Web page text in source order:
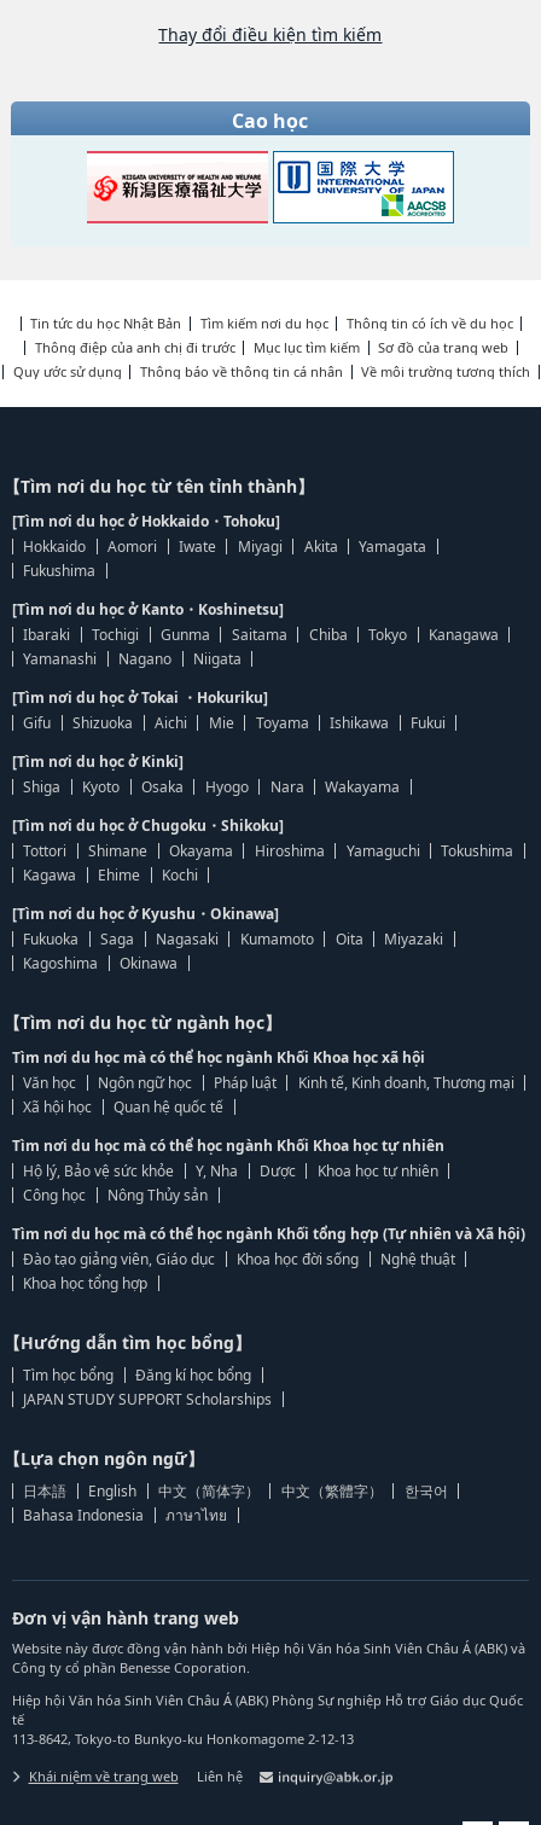
Thay đổi điều kiện tìm kiếm
Cao học
Tin tức du học Nhật Bản Tìm kiếm nơi du học
Thông tin có ích về du học
Thông điệp của anh chị đi trước
Mục lục tìm kiếm
Sơ đồ của trang web
Quy ước sử dụng
Thông báo về thông tin cá nhân Về môi trường tương thích
【Tìm nơi du học từ tên tỉnh thành】
[Tìm nơi du học ở Hokkaido・Tohoku]
Hokkaido
Aomori Iwate Miyagi Akita
Yamagata
Fukushima
[Tìm nơi du học ở Kanto・Koshinetsu]
Ibaraki
Tochigi Gunma Saitama Chiba Tokyo
Kanagawa
Yamanashi
Nagano
Niigata
[Tìm nơi du học ở Tokai ・Hokuriku]
Gifu
Shizuoka Aichi Mie Toyama Ishikawa
Fukui
[Tìm nơi du học ở Kinki]
Shiga
Kyoto Osaka Hyogo Nara
Wakayama
[Tìm nơi du học ở Chugoku・Shikoku]
Tottori
Shimane Okayama Hiroshima Yamaguchi
Tokushima
Kagawa
Ehime
Kochi
[Tìm nơi du học ở Kyushu・Okinawa]
Fukuoka
Saga Nagasaki Kumamoto Oita
Miyazaki
Kagoshima
Okinawa
【Tìm nơi du học từ ngành học】
Tìm nơi du học mà có thể học ngành Khối Khoa học xã hội
Văn học
Ngôn ngữ học Pháp luật
Kinh tế, Kinh doanh, Thương mại
Xã hội học
Quan hệ quốc tế
Tìm nơi du học mà có thể học ngành Khối Khoa học tự nhiên
Hộ lý, Bảo vệ sức khỏe
Y, Nha Dược
Khoa học tự nhiên
Công học
Nông Thủy sản
Tìm nơi du học mà có thể học ngành Khối tổng hợp (Tự nhiên và Xã hội)
Đào tạo giảng viên, Giáo dục
Khoa học đời sống
Nghệ thuật
Khoa học tổng hợp
【Hướng dẫn tìm học bổng】
Tìm học bổng
Đăng kí học bổng
JAPAN STUDY SUPPORT Scholarships
【Lựa chọn ngôn ngữ】
日本語 English 中文（简体字） 中文（繁體字）
한국어
Bahasa Indonesia
ภาษาไทย
Đơn vị vận hành trang web
Website này được đồng vận hành bởi Hiệp hội Văn hóa Sinh Viên Châu Á (ABK) và
Công ty cổ phần Benesse Coporation.
Hiệp hội Văn hóa Sinh Viên Châu Á (ABK) Phòng Sự nghiệp Hỗ trợ Giáo dục Quốc
tế
113-8642, Tokyo-to Bunkyo-ku Honkomagome 2-12-13
Khái niệm về trang web Liên hệ